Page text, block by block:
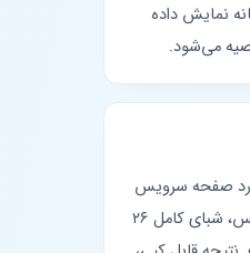
نمایش داده
می‌شود.
صفحه سرویس
تبدیل کارت به شبا بانک ملی شوید، شماره کارت ۱۶ رقمی خود را وارد کنید، احراز هویت پیامکی را تکمیل نمایید، پس از پرداخت کارمزد سرویس، شبای کامل ۲۶